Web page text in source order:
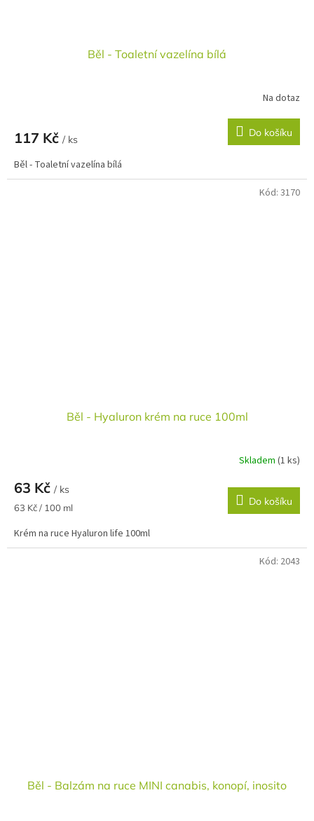
Běl - Toaletní vazelína bílá
Na dotaz
117 Kč / ks
Do košíku
Běl - Toaletní vazelína bílá
Běl - Hyaluron krém na ruce 100ml
Skladem (1 ks)
63 Kč / ks
Měrná
63 Kč / 100 ml Do košíku
Krém na ruce Hyaluron life 100ml
Kód: 3170
Běl - Balzám na ruce MINI canabis, konopí, inosito
Kód: 2043